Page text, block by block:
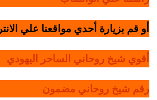
أو قم بزيارة أحدي مواقعنا علي
أقوي شيخ روحاني الساحر اليهودي
رقم شيخ روحاني مضمون